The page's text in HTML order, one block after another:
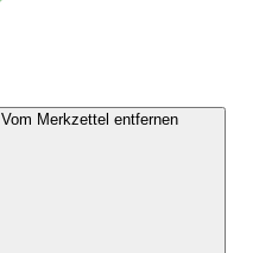
Vom Merkzettel entfernen